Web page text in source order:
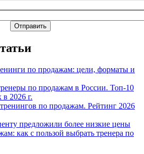
Отправить
по продажам: цели, форматы и
по продажам в России. Топ-10
2026 г.
по продажам. Рейтинг 2026
предложили более низкие цены
как с пользой выбрать тренера по